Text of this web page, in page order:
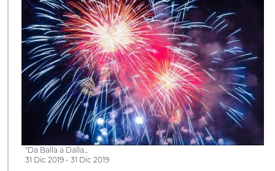
"Da Balla a Dalla...
31 Dic 2019 - 31 Dic 2019